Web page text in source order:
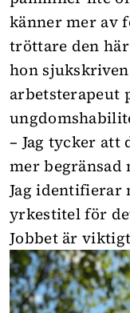
känner mer av
tröttare den
hon
arbetsterapeut
– Jag tycker att
mer begränsad
Jag identifierar
yrkestitel för
Jobbet är